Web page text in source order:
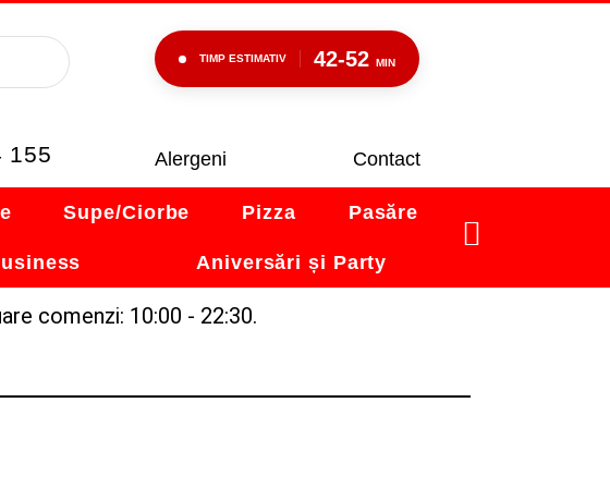
155
TIMP ESTIMATIV 42-52 MIN
Alergeni Contact
Supe/Ciorbe Pizza Pasăre
Aniversări și Party
comenzi: 10:00 - 22:30.